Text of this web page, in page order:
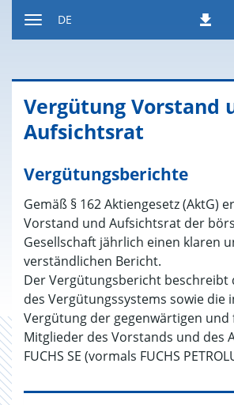
Inhalt
DE
Vergütung Vorstand
Aufsichtsrat
Vergütungsberichte
Gemäß § 162 Aktiengesetz (AktG)
Vorstand und Aufsichtsrat der
Gesellschaft jährlich einen klaren
verständlichen Bericht.
Der Vergütungsbericht beschreibt
des Vergütungssystems sowie die
Vergütung der gegenwärtigen
Mitglieder des Vorstands und des
FUCHS SE (vormals FUCHS